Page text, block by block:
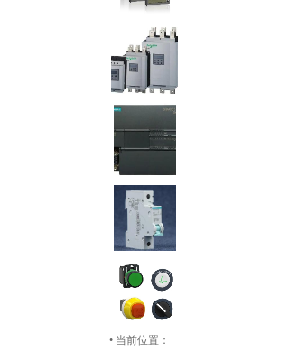
• 当前位置：